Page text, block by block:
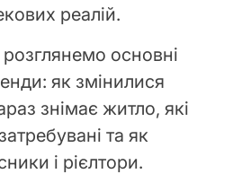
реалій.
основні
як змінилися
знімає житло, які
та як
і рієлтори.